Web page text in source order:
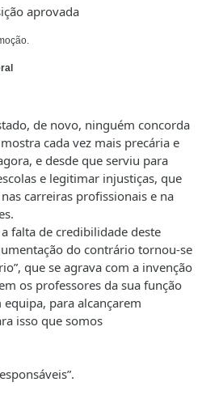
aprovada
de novo, ninguém concorda
cada vez mais precária e
e desde que serviu para
e legitimar injustiças, que
carreiras profissionais e na
falta de credibilidade deste
do contrário tornou-se
que se agrava com a invenção
os professores da sua função
para alcançarem
isso que somos